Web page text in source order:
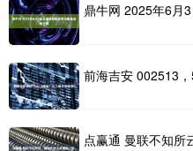
鼎牛网 2025年6月
前海吉安 002513
点赢通 曼联不知所